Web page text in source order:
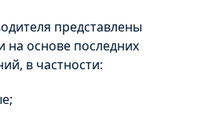
представлены
основе последних
в частности: